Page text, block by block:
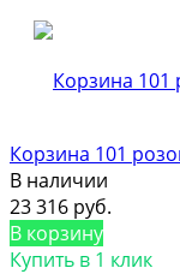
Корзина 101
В наличии
23 316 руб.
В корзину
Купить в 1 клик